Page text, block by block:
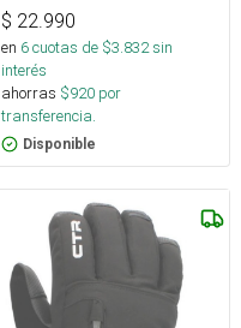
$ 22.990
en 6cuotas de $3.832sin
interés
ahorras $920 por
transferencia.
Disponible